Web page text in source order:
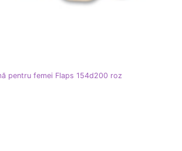
pentru femei Flaps 154d200 roz